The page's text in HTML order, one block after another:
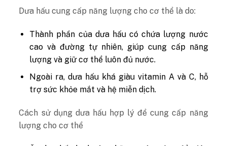
Dưa hấu cung cấp năng lượng cho cơ thể là do:
Thành phần của dưa hấu có chứa lượng nước
cao và đường tự nhiên, giúp cung cấp năng
lượng và giữ cơ thể luôn đủ nước.
Ngoài ra, dưa hấu khá giàu vitamin A và C, hỗ
trợ sức khỏe mắt và hệ miễn dịch.
Cách sử dụng dưa hấu hợp lý để cung cấp năng
lượng cho cơ thể